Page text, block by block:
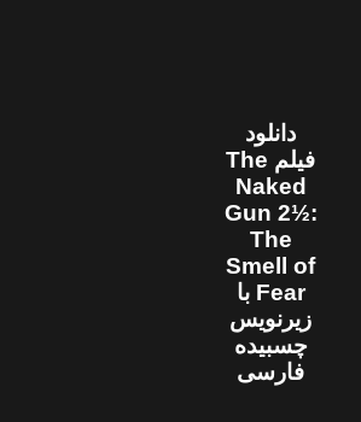
دانلود
فیلم The
Naked
Gun 2½:
The
Smell of
Fear با
زیرنویس
چسبیده
فارسی